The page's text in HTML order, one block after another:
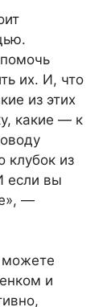
их. И, что
из этих
какие — к
клубок из
если вы
—
можете
и